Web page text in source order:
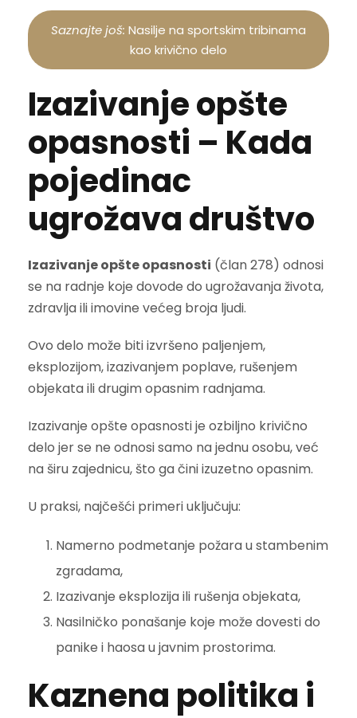
Saznajte još: Nasilje na sportskim tribinama
kao krivično delo
Izazivanje opšte
opasnosti – Kada
pojedinac
ugrožava društvo
Izazivanje opšte opasnosti (član 278) odnosi
se na radnje koje dovode do ugrožavanja života,
zdravlja ili imovine većeg broja ljudi.
Ovo delo može biti izvršeno paljenjem,
eksplozijom, izazivanjem poplave, rušenjem
objekata ili drugim opasnim radnjama.
Izazivanje opšte opasnosti je ozbiljno krivično
delo jer se ne odnosi samo na jednu osobu, već
na širu zajednicu, što ga čini izuzetno opasnim.
U praksi, najčešći primeri uključuju:
Namerno podmetanje požara u stambenim
zgradama,
Izazivanje eksplozija ili rušenja objekata,
Nasilničko ponašanje koje može dovesti do
panike i haosa u javnim prostorima.
Kaznena politika i